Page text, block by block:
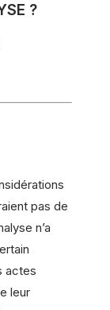
?
pas de
n’a
actes
leur